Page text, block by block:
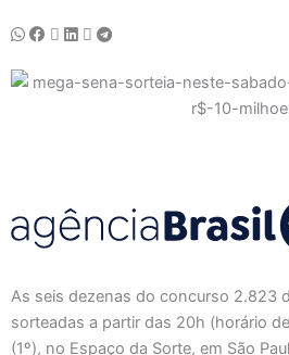
As seis dezenas do concurso 2.823
sorteadas a partir das 20h (horário
(1º), no Espaço da Sorte, em São